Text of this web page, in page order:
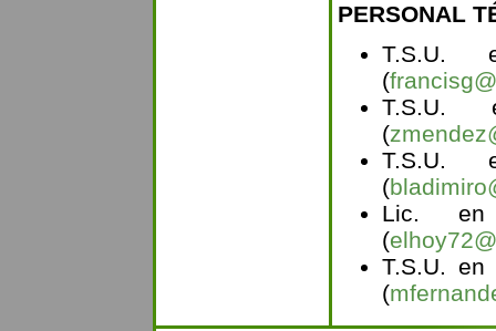
PERSONAL
T.S.U.
(
T.S.U.
(
T.S.U.
(
Lic.
(
T.S.U.
(